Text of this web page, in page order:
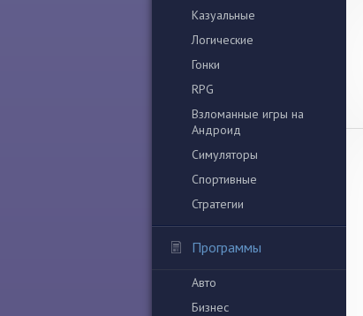
Казуальные
Логические
Гонки
RPG
Взломанные игры на
Андроид
Симуляторы
Спортивные
Стратегии
Программы
Авто
Бизнес